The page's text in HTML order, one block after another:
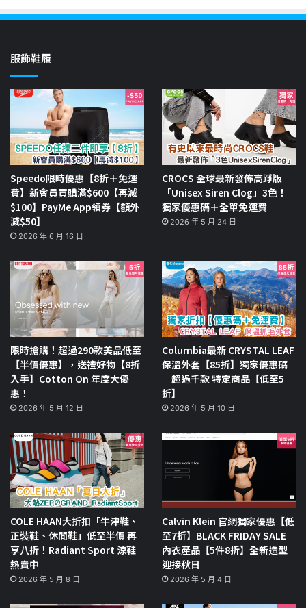
服飾鞋履
Speedo限時優惠【8折＋免運
費】新會員買購滿$600【再減
$100】PayMe App領券【額外
減$50】
2026 年 6 月 16 日
CROCS 全球最新發佈高踭版
「Unisex Siren Clog」3色！
獨家優惠碼＋全單免運費
2026 年 5 月 24 日
限時搶購！超過290款美品低至
【半價優惠】，送禮好物【8折
入手】Cotton On 年度大優
惠！
2026 年 5 月 12 日
Columbia最新 CRYSTAL LEAF
保溫外套【85折】獨家優惠碼
｜超過千款 特定商品【低至5
折】
2026 年 5 月 10 日
COLE HAAN大折扣「牛津鞋、
正裝鞋、休閒鞋」低至半價 再
享八折！Radiant Sport 涼鞋
熱賣中
2026 年 5 月 8 日
Calvin Klein 官網獨家優惠【低
至7折】BLACK FRIDAY SALE
內衣產品【5件8折】全新造型
迎接秋日
2026 年 5 月 4 日